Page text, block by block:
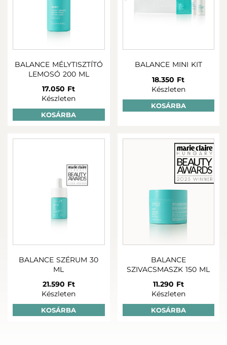
BALANCE MÉLYTISZTÍTÓ
LEMOSÓ 200 ML
17.050 Ft
Készleten
KOSÁRBA
BALANCE MINI KIT
18.350 Ft
Készleten
KOSÁRBA
BALANCE SZÉRUM 30
ML
21.590 Ft
Készleten
KOSÁRBA
BALANCE
SZIVACSMASZK 150 ML
11.290 Ft
Készleten
KOSÁRBA